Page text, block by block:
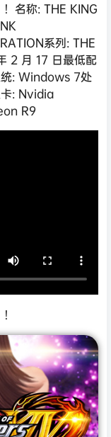
名称: THE KING
系列: THE
2 月 17 日最低配
统: Windows 7处
: Nvidia
R9